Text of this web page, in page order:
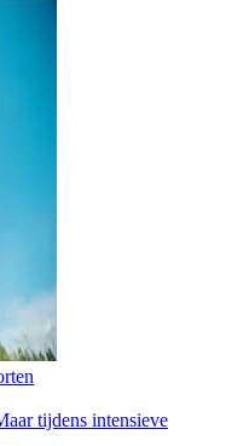
tijdens intensieve